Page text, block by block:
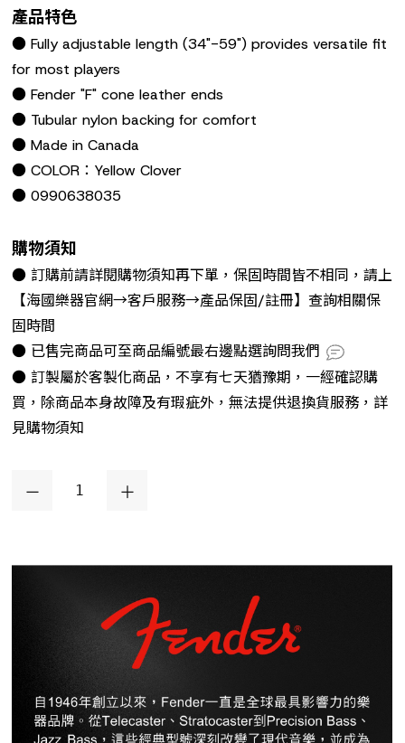
產品特色
● Fully adjustable length (34"-59") provides versatile fit
for most players
● Fender "F" cone leather ends
● Tubular nylon backing for comfort
● Made in Canada
● ​COLOR：Yellow Clover
● 0990638035
購物須知
● 訂購前請詳閱購物須知再下單，保固時間皆不相同，請上
【海國樂器官網→客戶服務→產品保固/註冊】查詢相關保
固時間
● 已售完商品可至商品編號最右邊點選詢問我們
● 訂製屬於客製化商品，不享有七天猶豫期，一經確認購
買，除商品本身故障及有瑕疵外，無法提供退換貨服務，詳
見購物須知